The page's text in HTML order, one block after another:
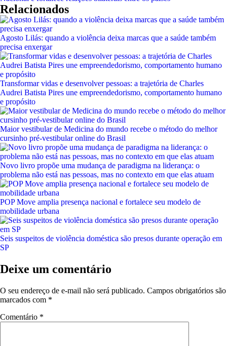
Relacionados
Agosto Lilás: quando a violência deixa marcas que a saúde também
precisa enxergar
Transformar vidas e desenvolver pessoas: a trajetória de Charles
Audrei Batista Pires une empreendedorismo, comportamento humano
e propósito
Maior vestibular de Medicina do mundo recebe o método do melhor
cursinho pré-vestibular online do Brasil
Novo livro propõe uma mudança de paradigma na liderança: o
problema não está nas pessoas, mas no contexto em que elas atuam
POP Move amplia presença nacional e fortalece seu modelo de
mobilidade urbana
Seis suspeitos de violência doméstica são presos durante operação em
SP
Deixe um comentário
O seu endereço de e-mail não será publicado. Campos obrigatórios são
marcados com *
Comentário *